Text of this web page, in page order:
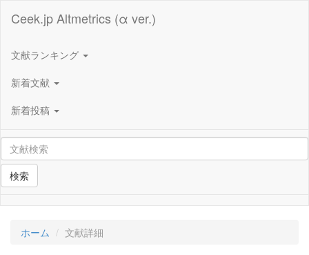
Ceek.jp Altmetrics (α ver.)
文献ランキング
新着文献
新着投稿
検索
ホーム 文献詳細